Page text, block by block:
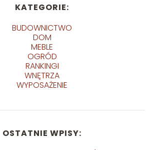
KATEGORIE:
BUDOWNICTWO
DOM
MEBLE
OGRÓD
RANKINGI
WNĘTRZA
WYPOSAŻENIE
OSTATNIE WPISY: